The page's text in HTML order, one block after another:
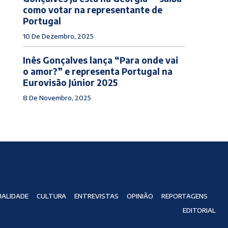
como votar na representante de
Portugal
10 De Dezembro, 2025
Inês Gonçalves lança “Para onde vai
o amor?” e representa Portugal na
Eurovisão Júnior 2025
8 De Novembro, 2025
CULTURA ENTREVISTAS OPINIÃO
REPORTAGENS
EDITORIAL